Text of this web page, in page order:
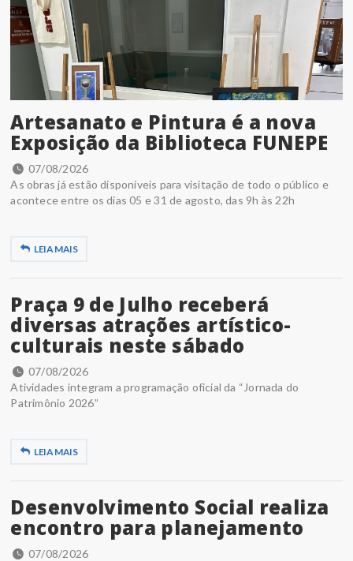
Artesanato e Pintura é a nova
Exposição da Biblioteca FUNEPE
07/08/2026
As obras já estão disponíveis para visitação de todo o público e
acontece entre os dias 05 e 31 de agosto, das 9h às 22h
LEIA MAIS
Praça 9 de Julho receberá
diversas atrações artístico-
culturais neste sábado
07/08/2026
Atividades integram a programação oficial da “Jornada do
Patrimônio 2026”
LEIA MAIS
Desenvolvimento Social realiza
encontro para planejamento
07/08/2026